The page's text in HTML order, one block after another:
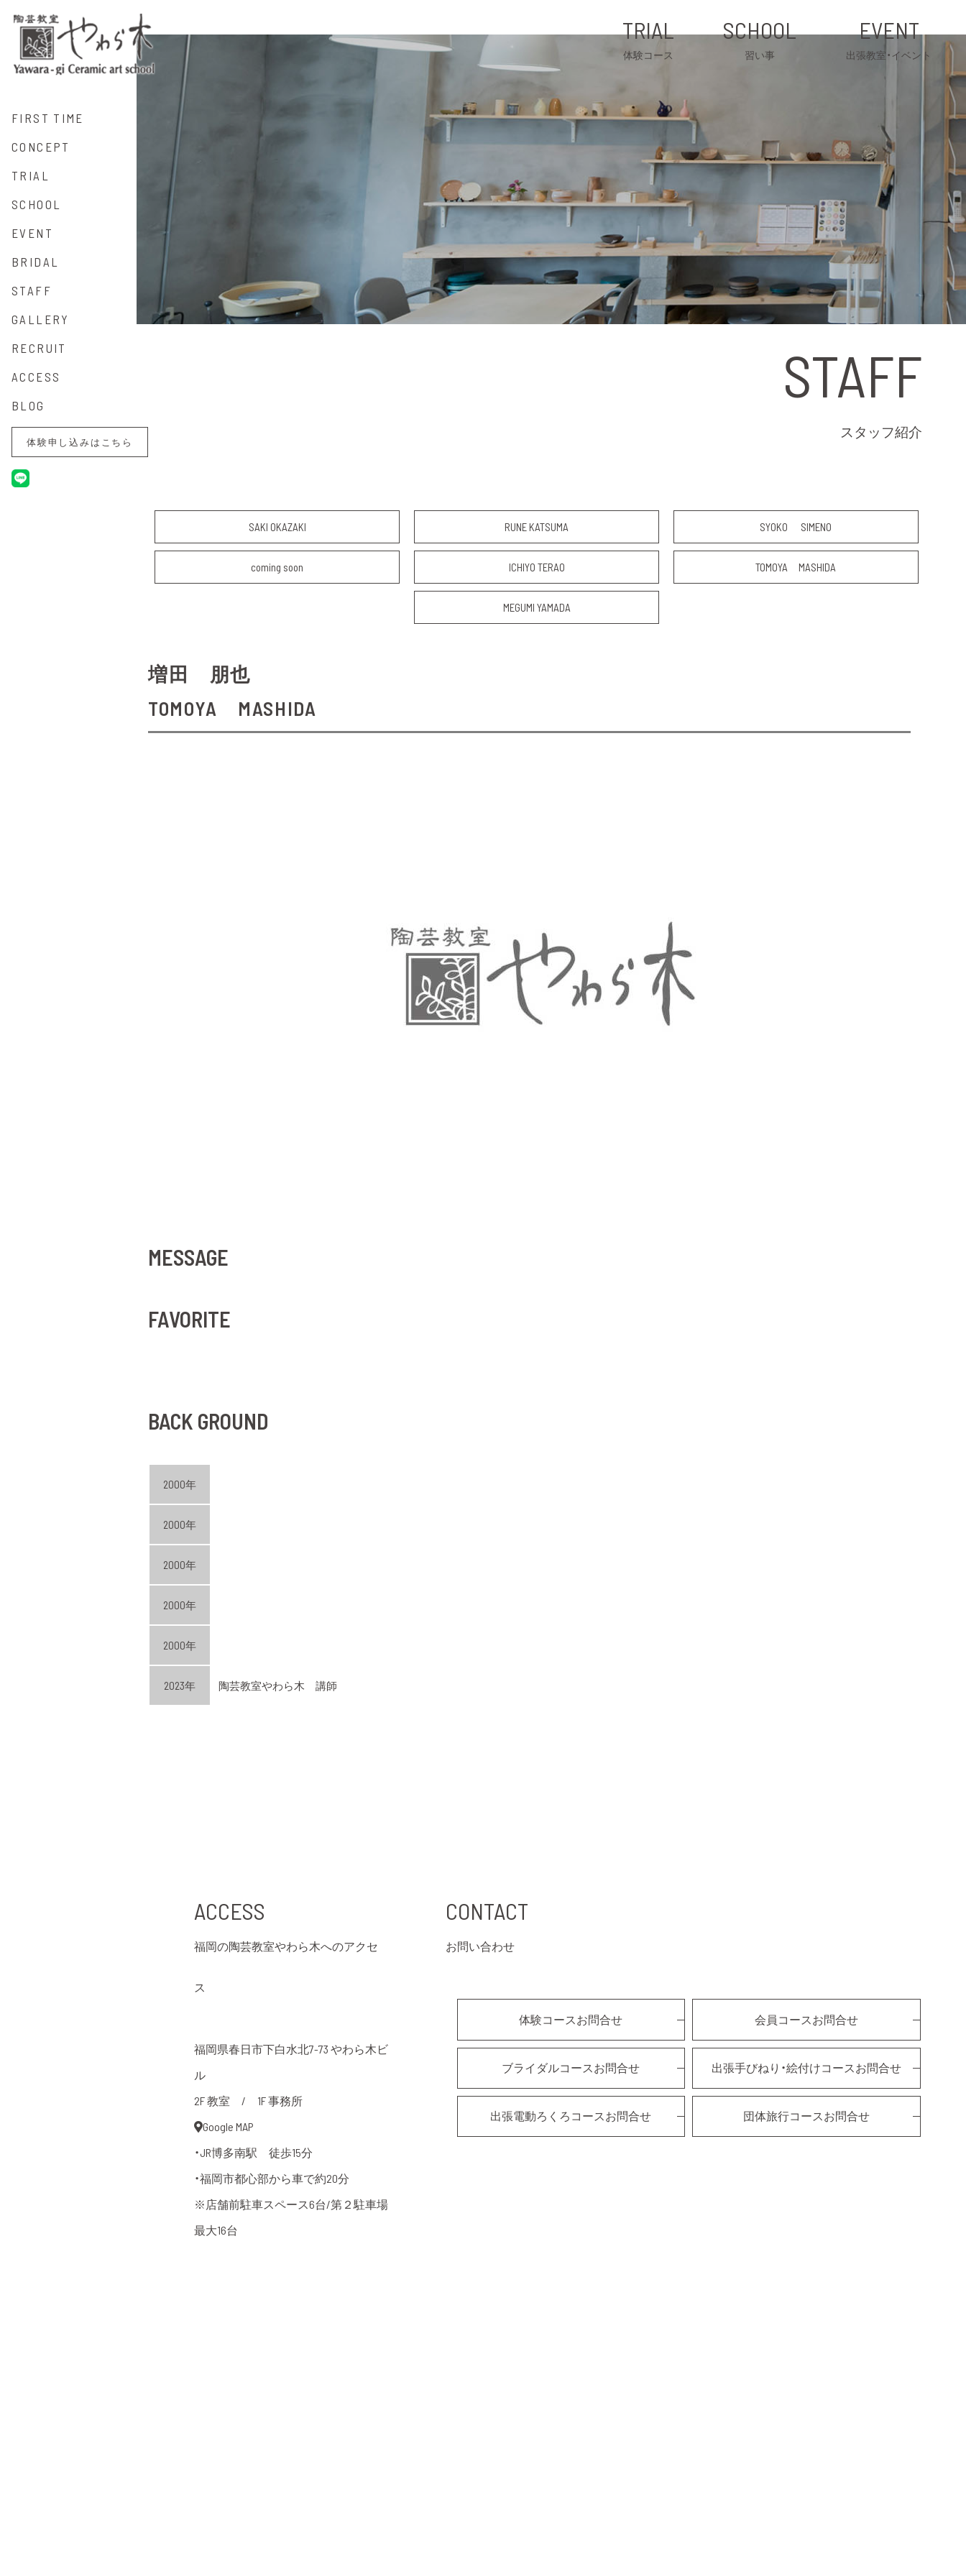
FIRST TIME
CONCEPT
TRIAL
SCHOOL
EVENT
BRIDAL
STAFF
GALLERY
RECRUIT
ACCESS
BLOG
体験申し込みはこちら
TRIAL
体験コース
SCHOOL
習い事
EVENT
出張教室・イベント
STAFF
スタッフ紹介
SAKI OKAZAKI RUNE KATSUMA SYOKO SIMENO
coming soon ICHIYO TERAO TOMOYA MASHIDA
MEGUMI YAMADA
増田 朋也
TOMOYA MASHIDA
MESSAGE
FAVORITE
BACK GROUND
2000年
2000年
2000年
2000年
2000年
2023年 陶芸教室やわら木 講師
ACCESS
福岡の陶芸教室やわら木へのアクセ
ス
福岡県春日市下白水北7-73 やわら木ビ
ル
2F 教室 / 1F 事務所
Google MAP
・JR博多南駅 徒歩15分
・福岡市都心部から車で約20分
※店舗前駐車スペース6台/第２駐車場
最大16台
CONTACT
お問い合わせ
体験コースお問合せ 会員コースお問合せ
ブライダルコースお問合せ 出張手びねり・絵付けコースお問合せ
出張電動ろくろコースお問合せ 団体旅行コースお問合せ